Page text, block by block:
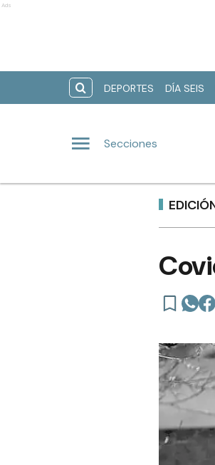
Ads
DEPORTES DÍA SEIS
Secciones